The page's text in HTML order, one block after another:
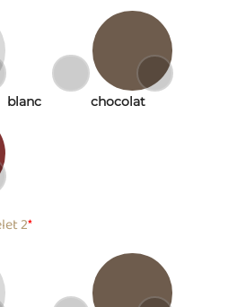
blanc chocolat
*
2